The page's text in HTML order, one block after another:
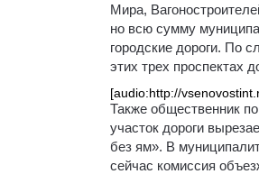
Мира,
но всю сумму
городские дороги. По
этих трех проспектах
[audio:http://
Также общественник
участок дороги
без ям». В
сейчас комиссия